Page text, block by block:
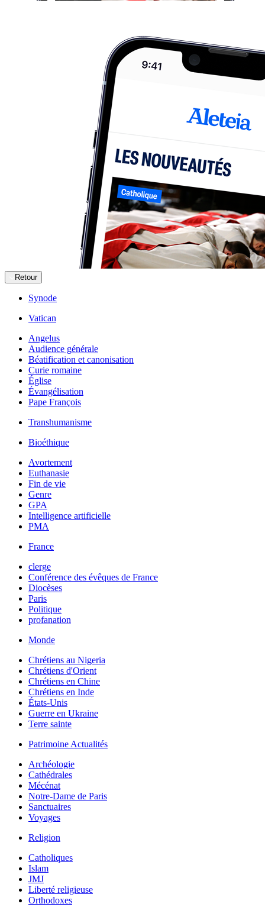
Retour
Synode
Vatican
Angelus
Audience générale
Béatification et canonisation
Curie romaine
Église
Évangélisation
Pape François
Transhumanisme
Bioéthique
Avortement
Euthanasie
Fin de vie
Genre
GPA
Intelligence artificielle
PMA
France
clerge
Conférence des évêques de France
Diocèses
Paris
Politique
profanation
Monde
Chrétiens au Nigeria
Chrétiens d'Orient
Chrétiens en Chine
Chrétiens en Inde
États-Unis
Guerre en Ukraine
Terre sainte
Patrimoine Actualités
Archéologie
Cathédrales
Mécénat
Notre-Dame de Paris
Sanctuaires
Voyages
Religion
Catholiques
Islam
JMJ
Liberté religieuse
Orthodoxes